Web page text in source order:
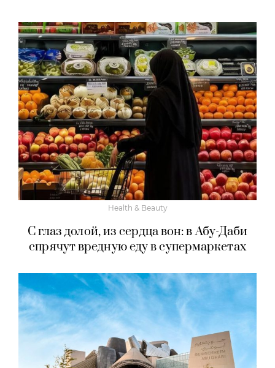
Health & Beauty
С глаз долой, из сердца вон: в Абу-Даби
спрячут вредную еду в супермаркетах